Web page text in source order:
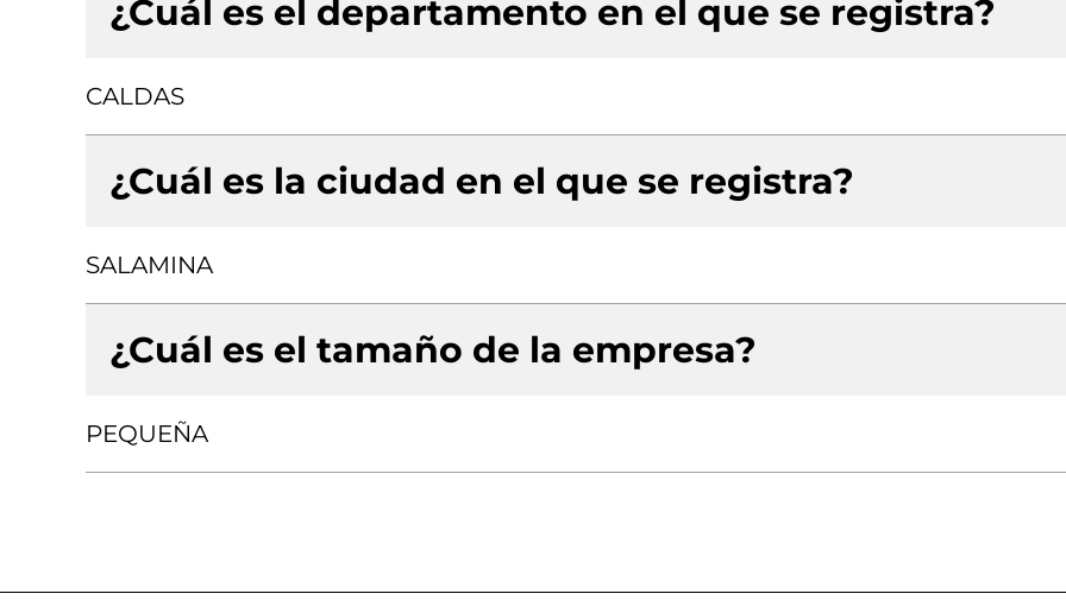
¿Cuál es el departamento en el que se registra?
CALDAS
¿Cuál es la ciudad en el que se registra?
SALAMINA
¿Cuál es el tamaño de la empresa?
PEQUEÑA